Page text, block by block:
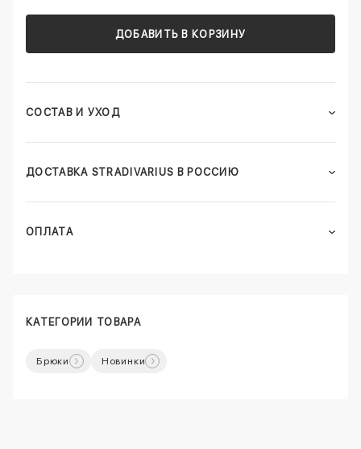
ДОБАВИТЬ В КОРЗИНУ
СОСТАВ И УХОД
ДОСТАВКА STRADIVARIUS В РОССИЮ
ОПЛАТА
КАТЕГОРИИ ТОВАРА
Брюки Новинки